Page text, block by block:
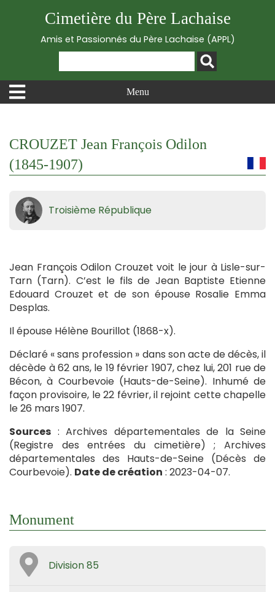
Cimetière du Père Lachaise
Amis et Passionnés du Père Lachaise (APPL)
Menu
CROUZET Jean François Odilon
(1845-1907)
Troisième République
Jean François Odilon Crouzet voit le jour à Lisle-sur-
Tarn (Tarn). C’est le fils de Jean Baptiste Etienne
Edouard Crouzet et de son épouse Rosalie Emma
Desplas.
Il épouse Hélène Bourillot (1868-x).
Déclaré « sans profession » dans son acte de décès, il
décède à 62 ans, le 19 février 1907, chez lui, 201 rue de
Bécon, à Courbevoie (Hauts-de-Seine). Inhumé de
façon provisoire, le 22 février, il rejoint cette chapelle
le 26 mars 1907.
Sources : Archives départementales de la Seine
(Registre des entrées du cimetière) ; Archives
départementales des Hauts-de-Seine (Décès de
Courbevoie). Date de création : 2023-04-07.
Monument
Division 85